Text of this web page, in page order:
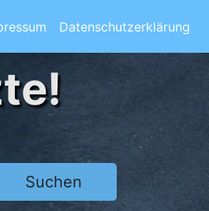
Datenschutzerklärung
Suchen